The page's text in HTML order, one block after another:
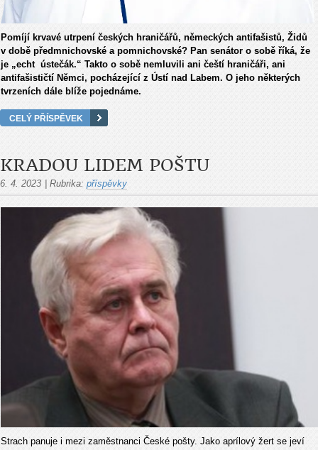
Pomíjí krvavé utrpení českých hraničářů, německých antifašistů, Židů
v době předmnichovské a pomnichovské? Pan senátor o sobě říká, že
je „echt ústečák.“ Takto o sobě nemluvili ani čeští hraničáři, ani
antifašističtí Němci, pocházející z Ústí nad Labem. O jeho některých
tvrzeních dále blíže pojednáme.
CELÝ PŘÍSPĚVEK
KRADOU LIDEM POŠTU
6. 4. 2023 | Rubrika: příspěvky
Strach panuje i mezi zaměstnanci České pošty. Jako aprílový žert se jeví